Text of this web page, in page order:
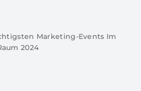
Marketing-Events Im
2024